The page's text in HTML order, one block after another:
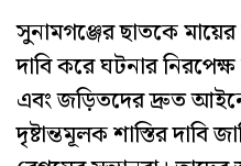
সুনামগঞ্জের ছাতকে
দাবি করে ঘটনার
এবং জড়িতদের দ্রুত
দৃষ্টান্তমূলক শাস্তির দাবি